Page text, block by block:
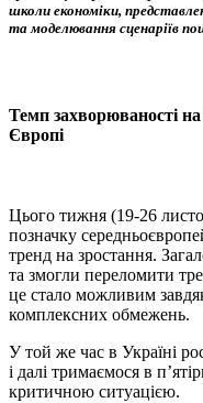
школи економіки,
та моделювання сценаріїв
Темп захворюваності
Європі
Цього тижня (19-26
позначку
тренд на зростання.
та змогли переломити
це стало можливим
комплексних обмежень.
У той же час в Україні
і далі тримаємося в
критичною ситуацією.